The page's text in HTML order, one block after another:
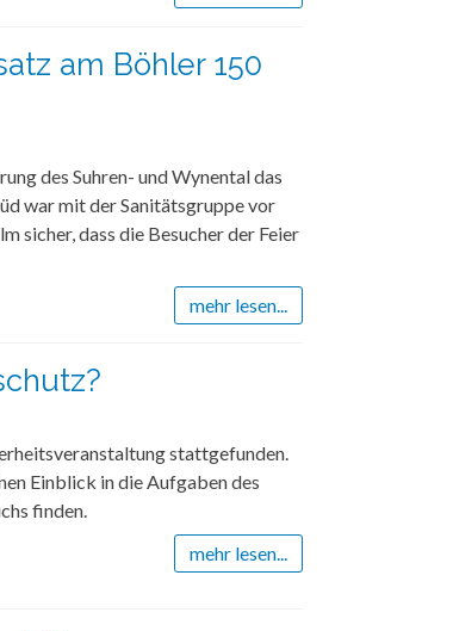
am Böhler 150
des Suhren- und Wynental das
war mit der Sanitätsgruppe vor
sicher, dass die Besucher der Feier
mehr lesen...
stattgefunden.
Einblick in die Aufgaben des
finden.
mehr lesen...